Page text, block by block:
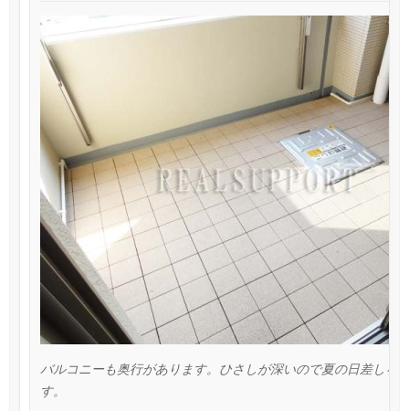
バルコニーも奥行があります。ひさしが深いので夏の日差しを
す。